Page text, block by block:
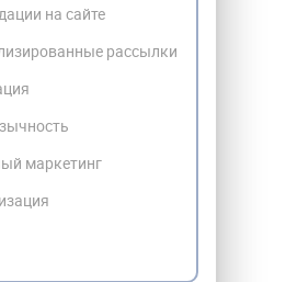
на сайте
рассылки
маркетинг